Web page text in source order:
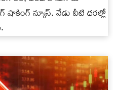
షాకింగ్ న్యూస్. నేడు వీటి ధరల్లో